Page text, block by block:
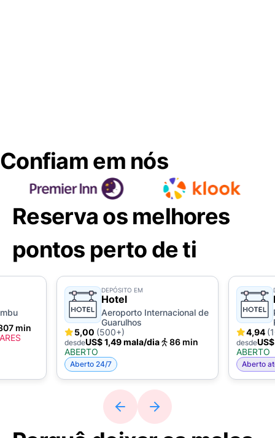
Confiam em nós
Reserva os melhores
pontos perto de ti
min
DEPÓSITO EM
Hotel
Aeroporto Internacional de
Guarulhos
5,00 (500+)
desdeUS$ 1,49 mala/dia
86 min
ABERTO
Aberto 24/7
4,94
desde
ABERTO
Aberto